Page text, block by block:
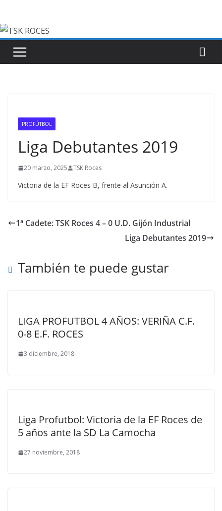
contenido
PROFÚTBOL
Liga Debutantes 2019
20 marzo, 2025 TSK Roces
Victoria de la EF Roces B, frente al Asunción A.
1ª Cadete: TSK Roces 4 – 0 U.D. Gijón Industrial
Liga Debutantes 2019
También te puede gustar
LIGA PROFUTBOL 4 AÑOS: VERIÑA C.F.
0-8 E.F. ROCES
3 diciembre, 2018
Liga Profutbol: Victoria de la EF Roces de
5 años ante la SD La Camocha
27 noviembre, 2018